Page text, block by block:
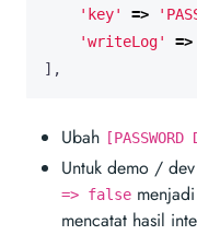
'key'
=>
'writeLog'
=>
],
Ubah
Untuk demo /
=> false menjadi
mencatat hasil